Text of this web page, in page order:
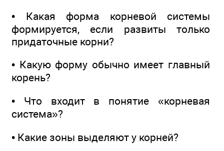
• Какая форма корневой системы
формируется, если развиты только
придаточные корни?
• Какую форму обычно имеет главный
корень?
• Что входит в понятие «корневая
система»?
• Какие зоны выделяют у корней?